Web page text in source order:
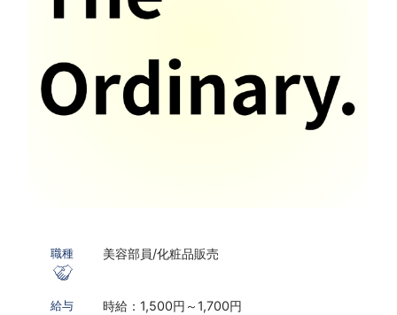
職種 美容部員/化粧品販売
給与
時給：1,500円～1,700円